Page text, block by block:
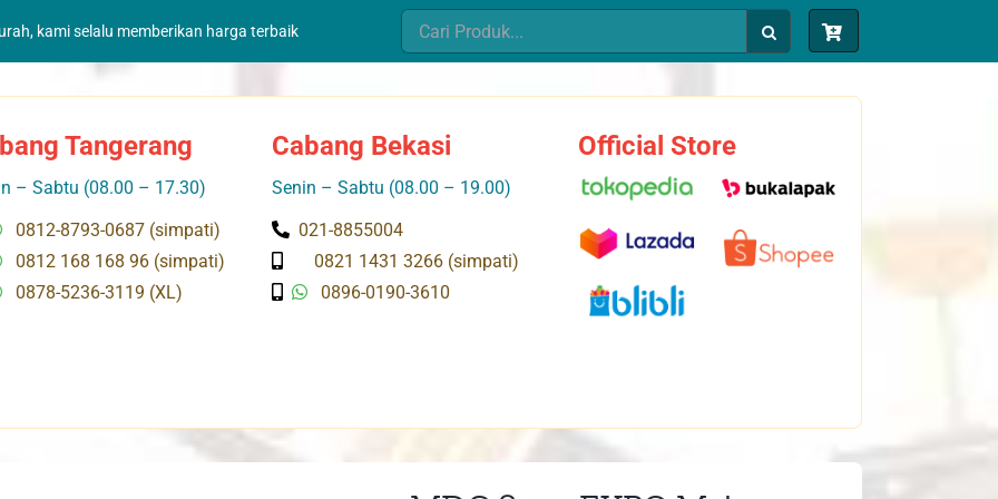
kami selalu memberikan harga terbaik
Search
for:
Tangerang
– Sabtu (08.00 – 17.30)
0812-8793-0687 (simpati)
0812 168 168 96 (simpati)
0878-5236-3119 (XL)
Cabang Bekasi
Senin – Sabtu (08.00 – 19.00)
021-8855004
0821 1431 3266 (simpati)
0896-0190-3610
Official Store